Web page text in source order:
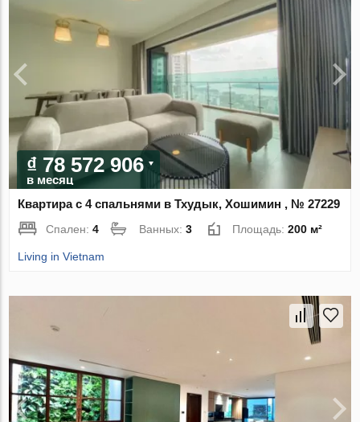
₫ 78 572 906
в месяц
Квартира с 4 спальнями в Тхудык, Хошимин , № 27229
Спален:4 Ванных:3 Площадь:200 м²
Living in Vietnam